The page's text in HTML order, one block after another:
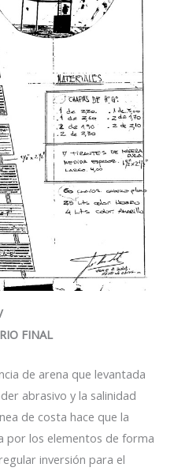
FINAL
de arena que levantada
abrasivo y la salinidad
de costa hace que la
por los elementos de forma
inversión para el